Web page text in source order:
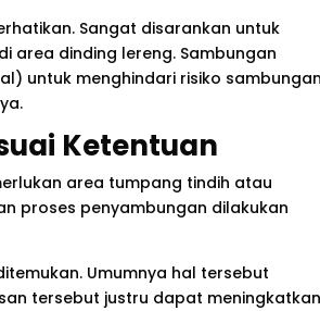
Sangat disarankan untuk
area dinding lereng. Sambungan
untuk menghindari risiko sambungan
Ketentuan
area tumpang tindih atau
proses penyambungan dilakukan
Umumnya hal tersebut
tersebut justru dapat meningkatkan